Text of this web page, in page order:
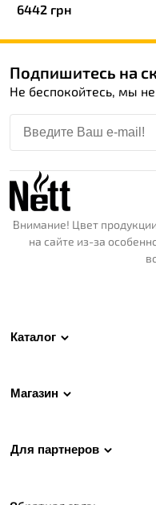
6442 грн
Подпишитесь на
Не беспокойтесь, мы
Внимание! Цвет
на сайте из-за
Каталог
Магазин
Для партнеров